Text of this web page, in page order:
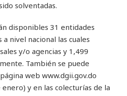
solventadas.
disponibles 31 entidades
nivel nacional las cuales
y/o agencias y 1,499
También se puede
web www.dgii.gov.do
y en las colecturías de la